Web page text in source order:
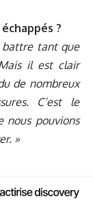
?
battre tant que
il est clair
de nombreux
C’est le
nous pouvions
»